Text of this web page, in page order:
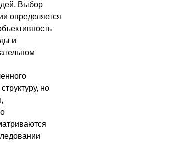
Выбор
определяется
и
но